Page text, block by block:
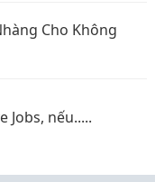
Cho Không
Jobs, nếu.....